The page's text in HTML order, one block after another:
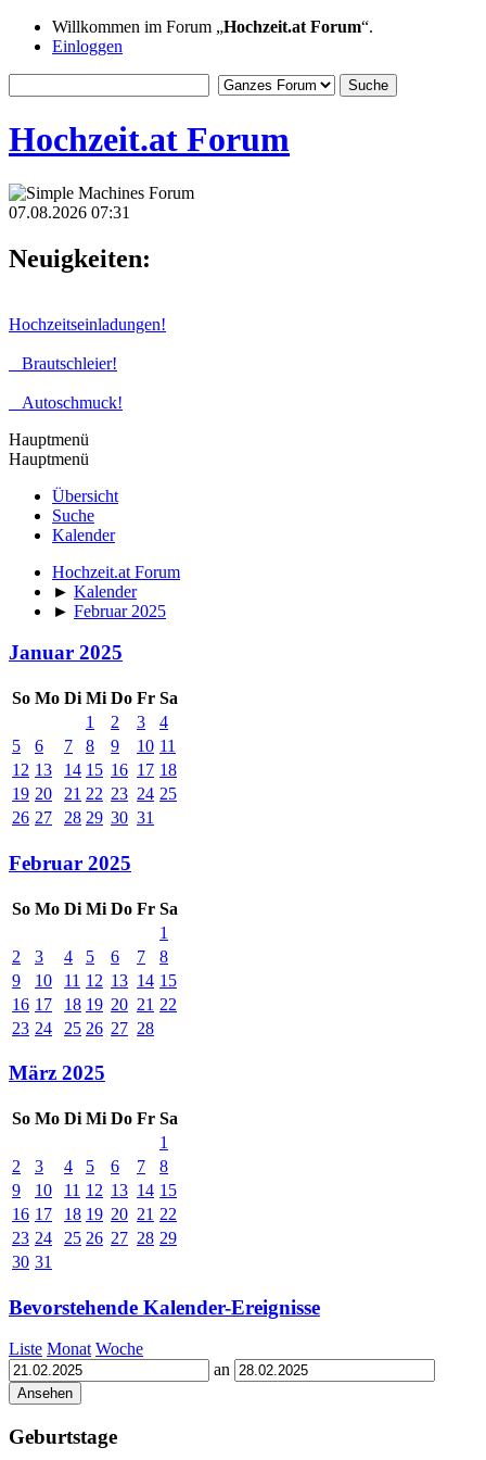
Willkommen im Forum „Hochzeit.at Forum“.
Einloggen
Hochzeit.at Forum
07.08.2026 07:31
Neuigkeiten:
Hochzeitseinladungen!
Brautschleier!
Autoschmuck!
Hauptmenü
Hauptmenü
Übersicht
Suche
Kalender
Hochzeit.at Forum
► Kalender
► Februar 2025
Januar 2025
So Mo Di Mi Do Fr Sa
1
2 3
4
5
6 7 8 9 10 11
12 13 14 15 16 17 18
19 20 21 22 23 24 25
26 27 28 29 30 31
Februar 2025
So Mo Di Mi Do Fr Sa
1
2
3 4 5 6 7
8
9
10 11 12 13 14 15
16 17 18 19 20 21 22
23 24 25 26 27 28
März 2025
So Mo Di Mi Do Fr Sa
1
2
3 4 5 6 7
8
9
10 11 12 13 14 15
16 17 18 19 20 21 22
23 24 25 26 27 28 29
30 31
Bevorstehende Kalender-Ereignisse
Liste Monat Woche
an
Geburtstage